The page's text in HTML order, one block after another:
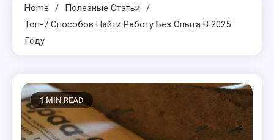
Home
Полезные Статьи
Топ-7 Способов Найти Работу Без Опыта В 2025
Году
1 MIN READ